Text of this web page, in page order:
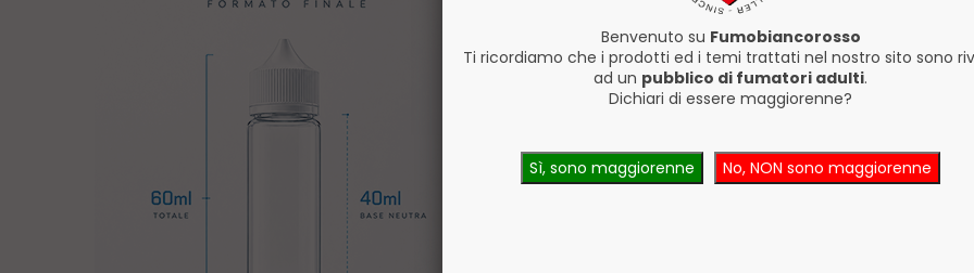
Benvenuto su Fumobiancorosso
Ti ricordiamo che i prodotti ed i temi trattati nel nostro sito sono
ad un pubblico di fumatori adulti.
Dichiari di essere maggiorenne?
Sì, sono maggiorenne No, NON sono maggiorenne